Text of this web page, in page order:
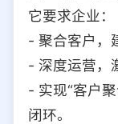
它要求企业：
- 聚合客户，
- 深度运营，
- 实现“客户
闭环。